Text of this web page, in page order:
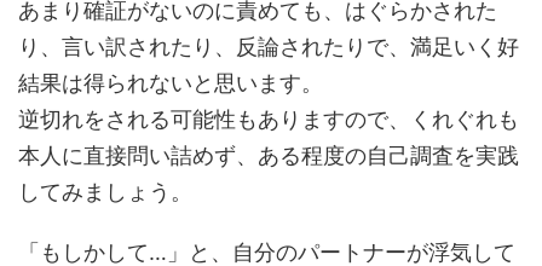
あまり確証がないのに責めても、はぐらかされた
り、言い訳されたり、反論されたりで、満足いく好
結果は得られないと思います。
逆切れをされる可能性もありますので、くれぐれも
本人に直接問い詰めず、ある程度の自己調査を実践
してみましょう。
「もしかして…」と、自分のパートナーが浮気して